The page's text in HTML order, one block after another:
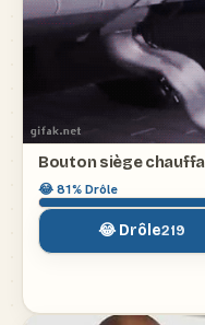
Bouton siège
😂81% Drôle
😂 Drôle219